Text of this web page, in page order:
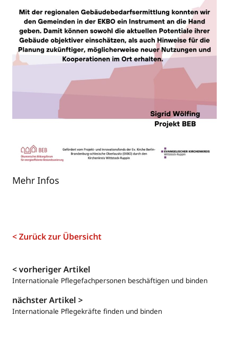
Mehr Infos
< Zurück zur Übersicht
Navigation
< vorheriger Artikel
Internationale Pflegefachpersonen beschäftigen und binden
nächster Artikel >
Internationale Pflegekräfte finden und binden